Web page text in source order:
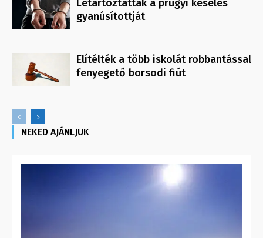
Letartóztatták a prügyi késelés
gyanúsítottját
Elítélték a több iskolát robbantással
fenyegető borsodi fiút
NEKED AJÁNLJUK